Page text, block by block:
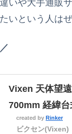
いや大手通販
いという人は
Vixen 天体望
700mm 経緯
created by Rinker
ビクセン(Vixen)